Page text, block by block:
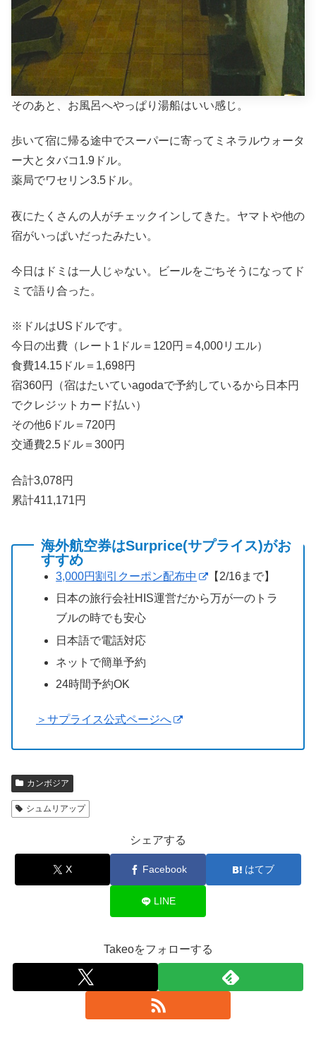
そのあと、お風呂へやっぱり湯船はいい感じ。
歩いて宿に帰る途中でスーパーに寄ってミネラルウォータ
ー大とタバコ1.9ドル。
薬局でワセリン3.5ドル。
夜にたくさんの人がチェックインしてきた。ヤマトや他の
宿がいっぱいだったみたい。
今日はドミは一人じゃない。ビールをごちそうになってド
ミで語り合った。
※ドルはUSドルです。
今日の出費（レート1ドル＝120円＝4,000リエル）
食費14.15ドル＝1,698円
宿360円（宿はたいていagodaで予約しているから日本円
でクレジットカード払い）
その他6ドル＝720円
交通費2.5ドル＝300円
合計3,078円
累計411,171円
海外航空券はSurprice(サプライス)がお
すすめ
3,000円割引クーポン配布中
【2/16まで】
日本の旅行会社HIS運営だから万が一のトラ
ブルの時でも安心
日本語で電話対応
ネットで簡単予約
24時間予約OK
＞サプライス公式ページへ
カンボジア
シュムリアップ
シェアする
X Facebook はてブ
LINE
Takeoをフォローする